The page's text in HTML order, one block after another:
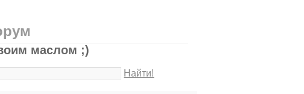
маслом ;)
Найти!